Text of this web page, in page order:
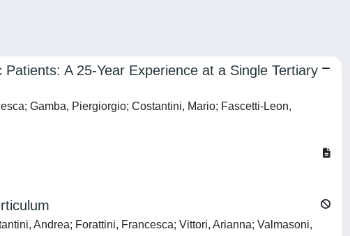
A 25-Year Experience at a Single Tertiary
Gamba, Piergiorgio; Costantini, Mario; Fascetti-Leon,
Andrea; Forattini, Francesca; Vittori, Arianna; Valmasoni,